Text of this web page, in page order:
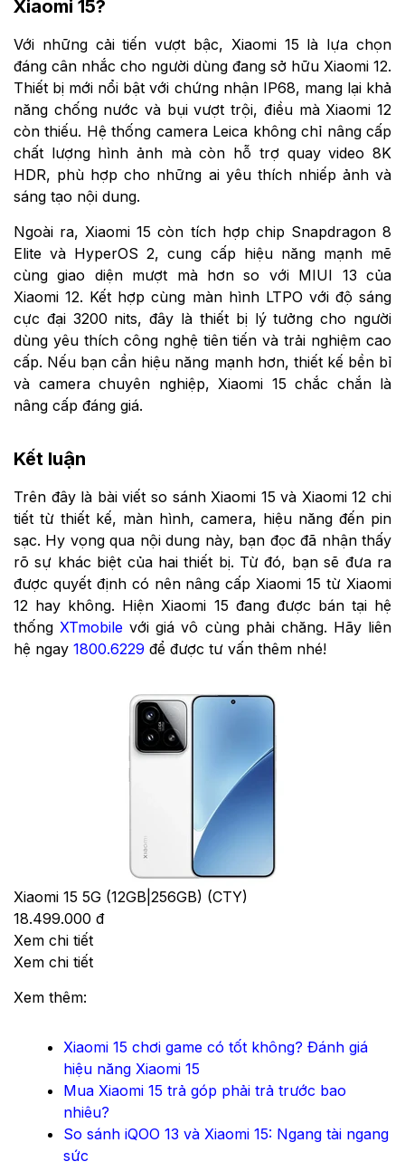
Xiaomi 15?
Với những cải tiến vượt bậc, Xiaomi 15 là lựa chọn
đáng cân nhắc cho người dùng đang sở hữu Xiaomi 12.
Thiết bị mới nổi bật với chứng nhận IP68, mang lại khả
năng chống nước và bụi vượt trội, điều mà Xiaomi 12
còn thiếu. Hệ thống camera Leica không chỉ nâng cấp
chất lượng hình ảnh mà còn hỗ trợ quay video 8K
HDR, phù hợp cho những ai yêu thích nhiếp ảnh và
sáng tạo nội dung.
Ngoài ra, Xiaomi 15 còn tích hợp chip Snapdragon 8
Elite và HyperOS 2, cung cấp hiệu năng mạnh mẽ
cùng giao diện mượt mà hơn so với MIUI 13 của
Xiaomi 12. Kết hợp cùng màn hình LTPO với độ sáng
cực đại 3200 nits, đây là thiết bị lý tưởng cho người
dùng yêu thích công nghệ tiên tiến và trải nghiệm cao
cấp. Nếu bạn cần hiệu năng mạnh hơn, thiết kế bền bỉ
và camera chuyên nghiệp, Xiaomi 15 chắc chắn là
nâng cấp đáng giá.
Kết luận
Trên đây là bài viết so sánh Xiaomi 15 và Xiaomi 12 chi
tiết từ thiết kế, màn hình, camera, hiệu năng đến pin
sạc. Hy vọng qua nội dung này, bạn đọc đã nhận thấy
rõ sự khác biệt của hai thiết bị. Từ đó, bạn sẽ đưa ra
được quyết định có nên nâng cấp Xiaomi 15 từ Xiaomi
12 hay không. Hiện Xiaomi 15 đang được bán tại hệ
thống XTmobile với giá vô cùng phải chăng. Hãy liên
hệ ngay 1800.6229 để được tư vấn thêm nhé!
Xiaomi 15 5G (12GB|256GB) (CTY)
18.499.000 đ
Xem chi tiết
Xem chi tiết
Xem thêm:
Xiaomi 15 chơi game có tốt không? Đánh giá
hiệu năng Xiaomi 15
Mua Xiaomi 15 trả góp phải trả trước bao
nhiêu?
So sánh iQOO 13 và Xiaomi 15: Ngang tài ngang
sức